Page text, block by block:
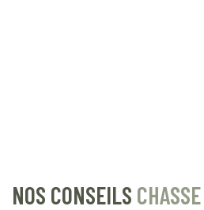
NOS CONSEILS CHASSE